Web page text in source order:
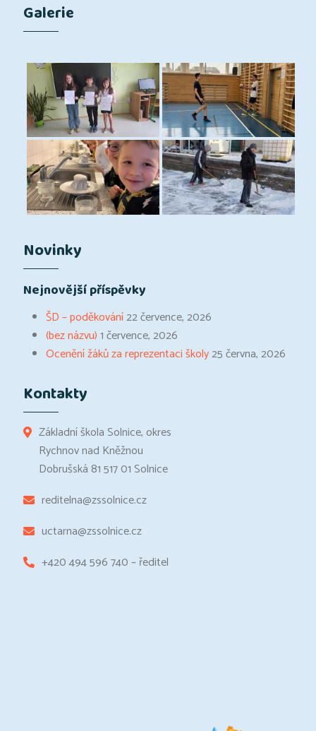
Galerie
Novinky
Nejnovější příspěvky
ŠD – poděkování22 července, 2026
(bez názvu)1 července, 2026
Ocenění žáků za reprezentaci školy25 června, 2026
Kontakty
Základní škola Solnice, okres
Rychnov nad Kněžnou
Dobrušská 81 517 01 Solnice
reditelna@zssolnice.cz
uctarna@zssolnice.cz
+420 494 596 740 – ředitel